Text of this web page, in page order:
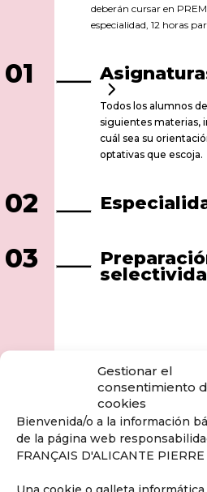
Gestionar el
consentimiento
cookies
Bienvenida/o a la información
de la página web
FRANÇAIS D'ALICANTE
deberán cursar en
especialidad, 12 horas
01
Todos los alumnos
siguientes materias,
cuál sea su
optativas que escoja.
02
03